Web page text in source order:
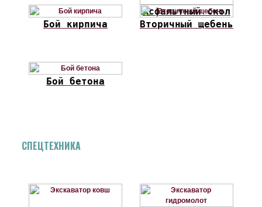
Асфальтный скол
Бой кирпича
Вторичный щебень
Бой бетона
СПЕЦТЕХНИКА